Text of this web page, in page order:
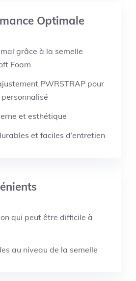
Optimale
grâce à la semelle
Foam
PWRSTRAP pour
et esthétique
et faciles d’entretien
qui peut être difficile à
au niveau de la semelle